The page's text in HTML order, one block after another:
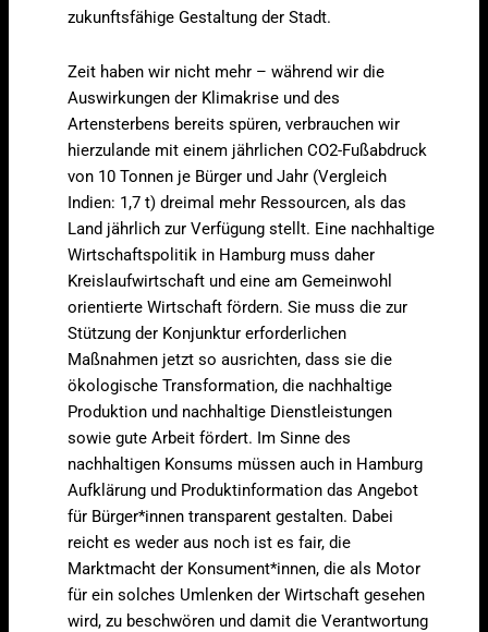
zukunftsfähige Gestaltung der Stadt.
Zeit haben wir nicht mehr – während wir die
Auswirkungen der Klimakrise und des
Artensterbens bereits spüren, verbrauchen wir
hierzulande mit einem jährlichen CO2-Fußabdruck
von 10 Tonnen je Bürger und Jahr (Vergleich
Indien: 1,7 t) dreimal mehr Ressourcen, als das
Land jährlich zur Verfügung stellt. Eine nachhaltige
Wirtschaftspolitik in Hamburg muss daher
Kreislaufwirtschaft und eine am Gemeinwohl
orientierte Wirtschaft fördern. Sie muss die zur
Stützung der Konjunktur erforderlichen
Maßnahmen jetzt so ausrichten, dass sie die
ökologische Transformation, die nachhaltige
Produktion und nachhaltige Dienstleistungen
sowie gute Arbeit fördert. Im Sinne des
nachhaltigen Konsums müssen auch in Hamburg
Aufklärung und Produktinformation das Angebot
für Bürger*innen transparent gestalten. Dabei
reicht es weder aus noch ist es fair, die
Marktmacht der Konsument*innen, die als Motor
für ein solches Umlenken der Wirtschaft gesehen
wird, zu beschwören und damit die Verantwortung